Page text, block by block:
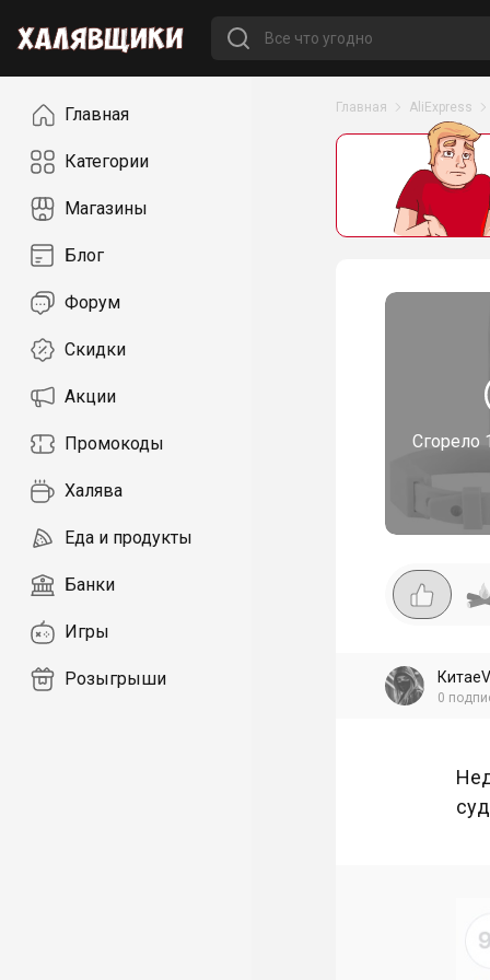
НавигацияГлавная
Категории
Магазины
Блог
Форум
Скидки
Акции
Промокоды
Халява
Еда и продукты
Банки
Игры
Розыгрыши
Главная AliExpress
Сгорело
0